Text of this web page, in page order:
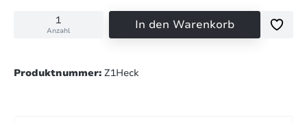
Anzahl In den Warenkorb
Produktnummer: Z1Heck